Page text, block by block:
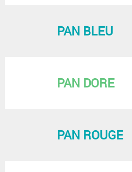
PAN BLEU
PAN DORE
PAN ROUGE